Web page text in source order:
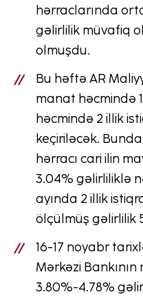
hərraclarında
gəlirlilik müvafiq
olmuşdu.
Bu həftə AR
manat həcmində
həcmində 2 illik
keçiriləcək.
hərracı cari ilin
3.04% gəlirliliklə
ayında 2 illik
ölçülmüş gəlirlilik
16-17 noyabr
Mərkəzi
3.80%-4.78%